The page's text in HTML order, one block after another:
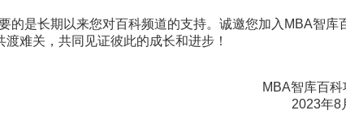
的是长期以来您对百科频道的支持。诚邀您加入MBA智库
渡难关，共同见证彼此的成长和进步！
MBA智库百科
2023年8